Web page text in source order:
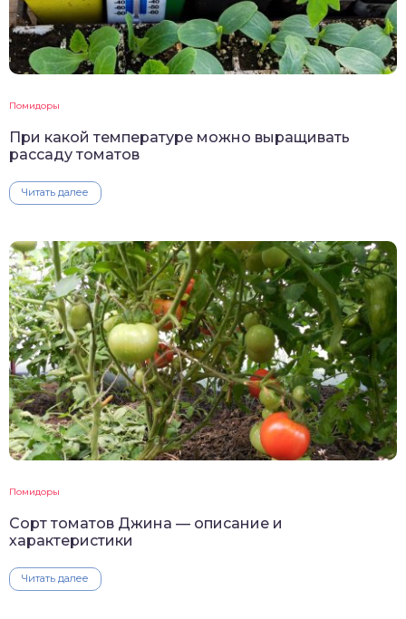
Помидоры
При какой температуре можно выращивать
рассаду томатов
Читать далее
Помидоры
Сорт томатов Джина — описание и
характеристики
Читать далее